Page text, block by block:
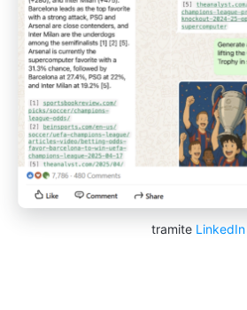
tramite LinkedIn